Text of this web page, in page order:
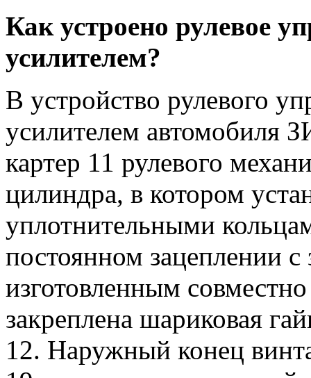
Как устроено рулевое
усилителем?
В устройство рулевого
усилителем автомобиля
картер 11 рулевого
цилиндра, в котором
уплотнительными
постоянном зацеплении
изготовленным
закреплена шариковая
12. Наружный конец